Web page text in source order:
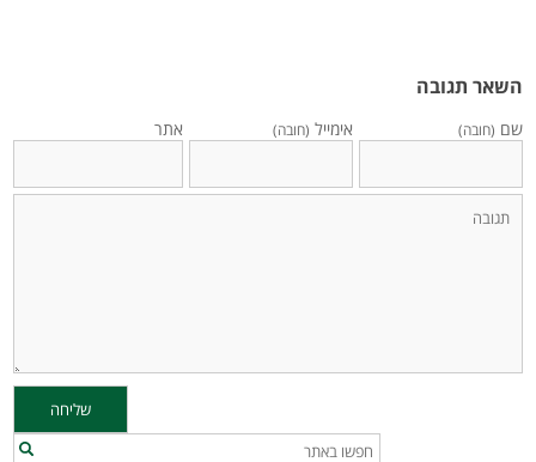
השאר תגובה
שם (חובה) אימייל (חובה) אתר